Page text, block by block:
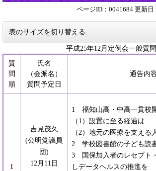
ページID：0041684 更新日
表のサイズを切り替える
平成25年12月定例会一般質問
質
問
順
氏名
（会派名）
質問予定日
通告内
1
吉見茂久
(公明党議員
団)
12月11日
1 福知山高・中高一貫校
（1）設置に至る経過は
（2）地元の医療を支える
2 学校図書館の子ども読
3 国保加入者のレセプト
しデータヘルスの推進を